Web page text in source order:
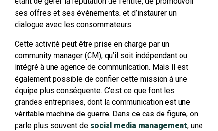
ses offres et ses événements, et d’instaurer un
dialogue avec les consommateurs.
Cette activité peut être prise en charge par un
community manager (CM), qu’il soit indépendant ou
intégré à une agence de communication. Mais il est
également possible de confier cette mission à une
équipe plus conséquente. C’est ce que font les
grandes entreprises, dont la communication est une
véritable machine de guerre. Dans ce cas de figure, on
parle plus souvent de social media management, une